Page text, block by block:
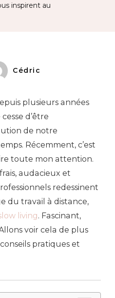
inspirent
inspirent au
Cédric
plusieurs années
d’être
de notre
Récemment, c’est
toute mon attention.
audacieux et
redessinent
du travail à distance,
living. Fascinant,
voir cela de plus
pratiques et